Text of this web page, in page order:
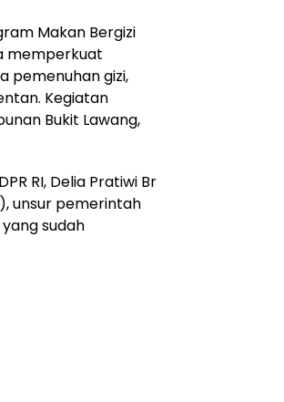
Makan Bergizi
memperkuat
pemenuhan gizi,
Kegiatan
Bukit Lawang,
RI, Delia Pratiwi Br
unsur pemerintah
sudah